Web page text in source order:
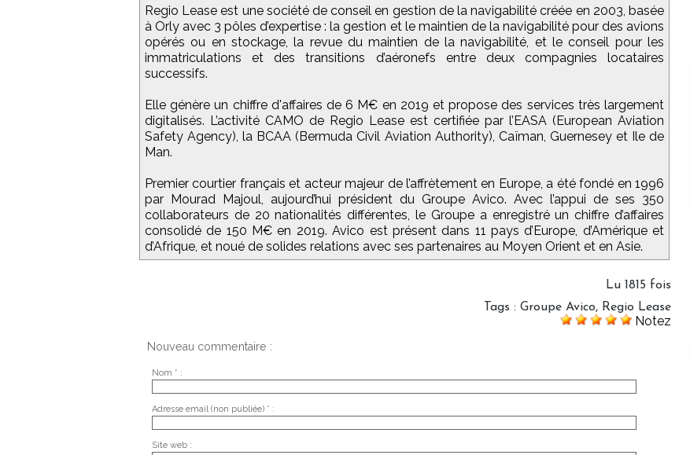
Regio Lease est une société de conseil en gestion de la navigabilité créée en 2003, basée
à Orly avec 3 pôles d’expertise : la gestion et le maintien de la navigabilité pour des avions
opérés ou en stockage, la revue du maintien de la navigabilité, et le conseil pour les
immatriculations et des transitions d’aéronefs entre deux compagnies locataires
successifs.
Elle génère un chiffre d'affaires de 6 M€ en 2019 et propose des services très largement
digitalisés. L’activité CAMO de Regio Lease est certifiée par l’EASA (European Aviation
Safety Agency), la BCAA (Bermuda Civil Aviation Authority), Caïman, Guernesey et Ile de
Man.
Premier courtier français et acteur majeur de l’affrètement en Europe, a été fondé en 1996
par Mourad Majoul, aujourd’hui président du Groupe Avico. Avec l’appui de ses 350
collaborateurs de 20 nationalités différentes, le Groupe a enregistré un chiffre d’affaires
consolidé de 150 M€ en 2019. Avico est présent dans 11 pays d’Europe, d’Amérique et
d’Afrique, et noué de solides relations avec ses partenaires au Moyen Orient et en Asie.
Lu 1815 fois
Tags : Groupe Avico, Regio Lease
Notez
Nouveau commentaire :
Nom * :
Adresse email (non publiée) * :
Site web :